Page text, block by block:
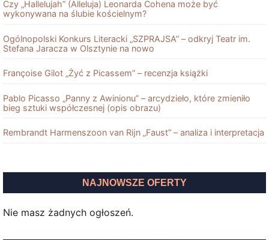
Czy „Hallelujah” (Alleluja) Leonarda Cohena może być
wykonywana na ślubie kościelnym?
Ogólnopolski Konkurs Literacki „SZPRAJSA” – odkryj Teatr im.
Stefana Jaracza w Olsztynie na nowo
Françoise Gilot „Żyć z Picassem” – recenzja książki
Pablo Picasso „Panny z Awinionu” – arcydzieło, które zmieniło
bieg sztuki współczesnej (opis obrazu)
Rembrandt Harmenszoon van Rĳn „Faust” – analiza i interpretacja
NAJNOWSZE OFERTY
Nie masz żadnych ogłoszeń.